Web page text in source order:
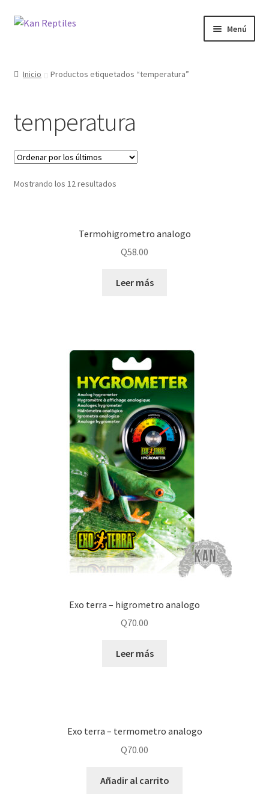
Ir
Ir
Menú
Blog
Inicio Productos etiquetados “temperatura”
temperatura
Mostrando los 12 resultados
Termohigrometro analogo
Q58.00
Leer más
Exo terra – higrometro analogo
Q70.00
Leer más
Exo terra – termometro analogo
Q70.00
Añadir al carrito